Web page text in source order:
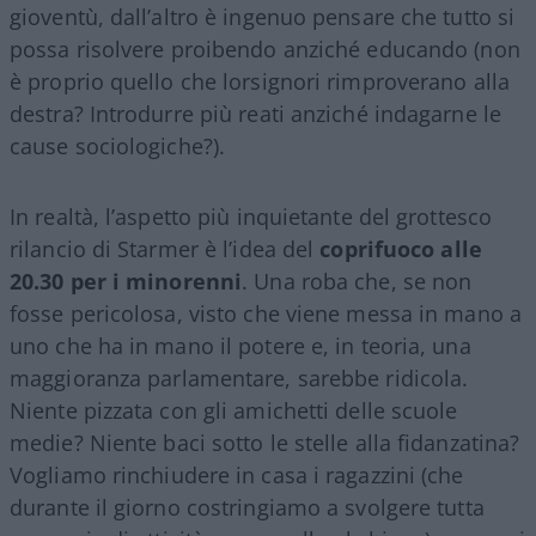
gioventù, dall’altro è ingenuo pensare che tutto si
possa risolvere proibendo anziché educando (non
è proprio quello che lorsignori rimproverano alla
destra? Introdurre più reati anziché indagarne le
cause sociologiche?).
In realtà, l’aspetto più inquietante del grottesco
rilancio di Starmer è l’idea del coprifuoco alle
20.30 per i minorenni. Una roba che, se non
fosse pericolosa, visto che viene messa in mano a
uno che ha in mano il potere e, in teoria, una
maggioranza parlamentare, sarebbe ridicola.
Niente pizzata con gli amichetti delle scuole
medie? Niente baci sotto le stelle alla fidanzatina?
Vogliamo rinchiudere in casa i ragazzini (che
durante il giorno costringiamo a svolgere tutta